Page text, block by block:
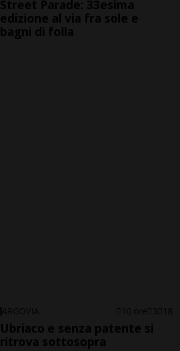
Street Parade: 33esima
edizione al via fra sole e
bagni di folla
ARGOVIA 10 ore 3 18
Ubriaco e senza patente si
ritrova sottosopra